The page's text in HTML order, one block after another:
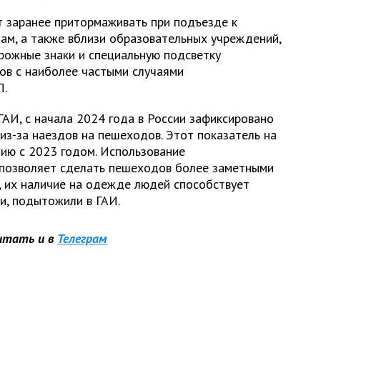
притормаживать при подъезде к
а также вблизи образовательных учреждений,
знаки и специальную подсветку
с наиболее частыми случаями
с начала 2024 года в России зафиксировано
за наездов на пешеходов. Этот показатель на
с 2023 годом. Использование
сделать пешеходов более заметными
их наличие на одежде людей способствует
подытожили в ГАИ.
и в Телеграм